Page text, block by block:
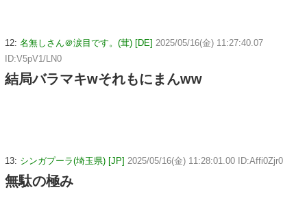
12: 名無しさん＠涙目です。(茸) [DE] 2025/05/16(金) 11:27:40.07
ID:V5pV1/LN0
結局バラマキwそれもにまんww
13: シンガプーラ(埼玉県) [JP] 2025/05/16(金) 11:28:01.00 ID:Affi0Zjr0
無駄の極み